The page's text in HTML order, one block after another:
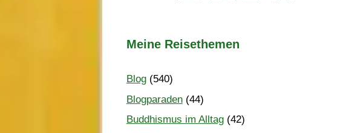
Meine Reisethemen
Blog(540)
Blogparaden(44)
Buddhismus im Alltag(42)